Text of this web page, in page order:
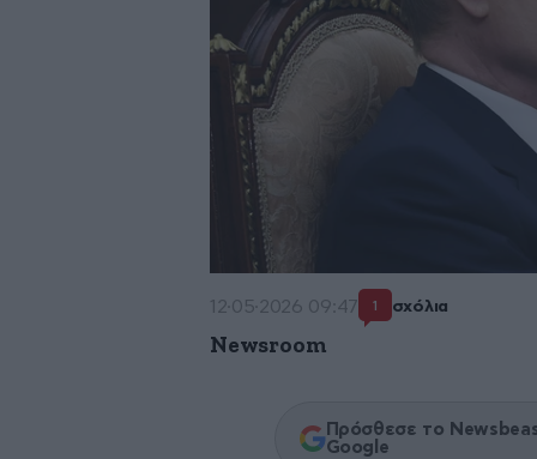
12·05·2026 09:47 1 σχόλια
Newsroom
Πρόσθεσε το
Google